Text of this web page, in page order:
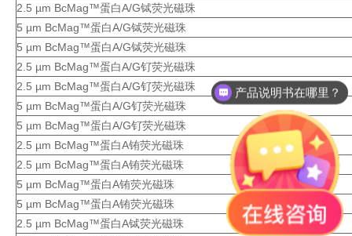
2.5 µm BcMag™蛋白A/G铽荧光磁珠
5 µm BcMag™蛋白A/G铽荧光磁珠
5 µm BcMag™蛋白A/G铽荧光磁珠
2.5 µm BcMag™蛋白A/G钌荧光磁珠
2.5 µm BcMag™蛋白A/G钌荧光磁珠
5 µm BcMag™蛋白A/G钌荧光磁珠
5 µm BcMag™蛋白A/G钌荧光磁珠
2.5 µm BcMag™蛋白A铕荧光磁珠
2.5 µm BcMag™蛋白A铕荧光磁珠
5 µm BcMag™蛋白A铕荧光磁珠
5 µm BcMag™蛋白A铕荧光磁珠
2.5 µm BcMag™蛋白A铽荧光磁珠
产品说明书在哪里？